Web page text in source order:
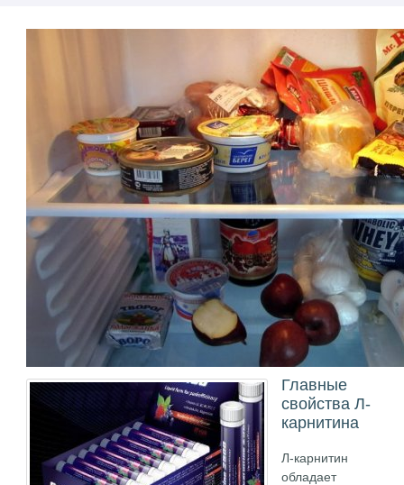
Главные
свойства Л-
карнитина
Л-карнитин
обладает